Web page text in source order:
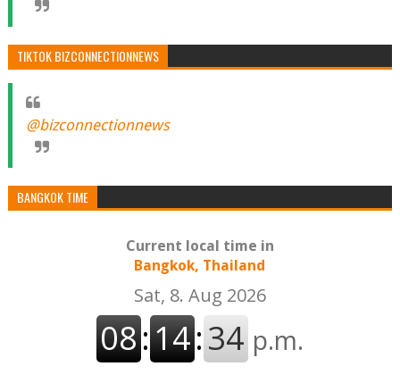
TIKTOK BIZCONNECTIONNEWS
@bizconnectionnews
BANGKOK TIME
Current local time in
Bangkok, Thailand